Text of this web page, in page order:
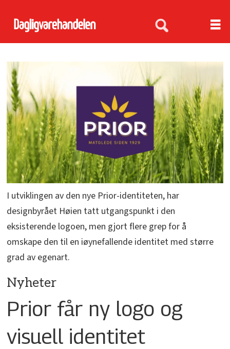
I utviklingen av den nye Prior-identiteten, har
designbyrået Høien tatt utgangspunkt i den
eksisterende logoen, men gjort flere grep for å
omskape den til en iøynefallende identitet med større
grad av egenart.
Nyheter
Prior får ny logo og
visuell identitet